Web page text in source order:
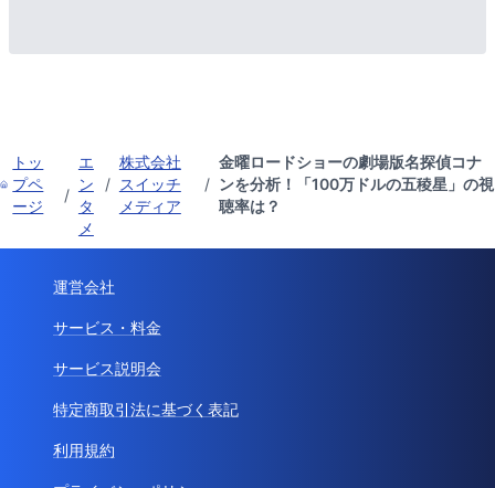
トッ
プペ
ージ
/
エ
ン
タ
メ
/
株式会社
スイッチ
メディア
/
金曜ロードショーの劇場版名探偵コナ
ンを分析！「100万ドルの五稜星」の視
聴率は？
運営会社
サービス・料金
サービス説明会
特定商取引法に基づく表記
利用規約